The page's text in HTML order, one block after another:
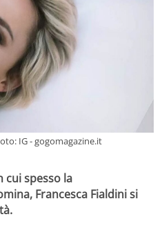
IG - gogomagazine.it
cui spesso la
Francesca Fialdini si